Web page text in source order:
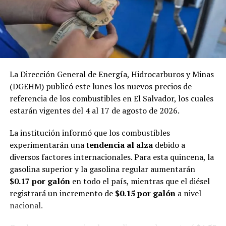
millones para 2030.
Comparte esto:
Facebook X
Me gusta esto:
Cargando...
Relacionado
La Dirección General de Energía, Hidrocarburos y Minas
(DGEHM) publicó este lunes los nuevos precios de
referencia de los combustibles en El Salvador, los cuales
estarán vigentes del 4 al 17 de agosto de 2026.
La institución informó que los combustibles
experimentarán unatendencia al alzadebido a
diversos factores internacionales. Para esta quincena, la
gasolina superior y la gasolina regular aumentarán
$0.17 por galónen todo el país, mientras que el diésel
registrará un incremento de $0.15 por galóna nivel
nacional.